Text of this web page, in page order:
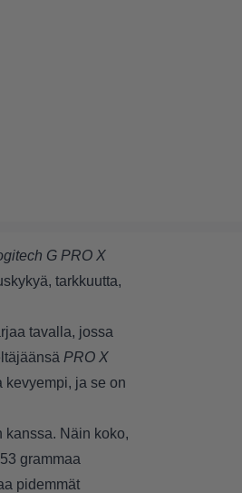
G PRO X
tarkkuutta,
tavalla, jossa
PRO X
kevyempi, ja se on
kanssa. Näin koko,
grammaa
pidemmät